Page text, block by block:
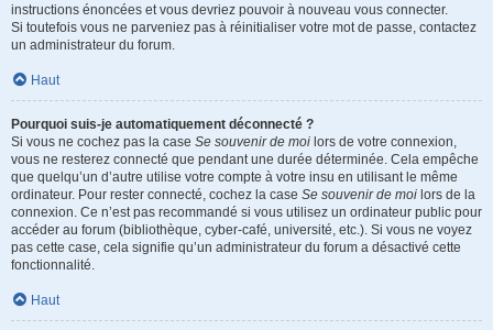
instructions énoncées et vous devriez pouvoir à nouveau vous connecter.
Si toutefois vous ne parveniez pas à réinitialiser votre mot de passe, contactez
un administrateur du forum.
Haut
Pourquoi suis-je automatiquement déconnecté ?
Si vous ne cochez pas la case Se souvenir de moi lors de votre connexion,
vous ne resterez connecté que pendant une durée déterminée. Cela empêche
que quelqu’un d’autre utilise votre compte à votre insu en utilisant le même
ordinateur. Pour rester connecté, cochez la case Se souvenir de moi lors de la
connexion. Ce n’est pas recommandé si vous utilisez un ordinateur public pour
accéder au forum (bibliothèque, cyber-café, université, etc.). Si vous ne voyez
pas cette case, cela signifie qu’un administrateur du forum a désactivé cette
fonctionnalité.
Haut